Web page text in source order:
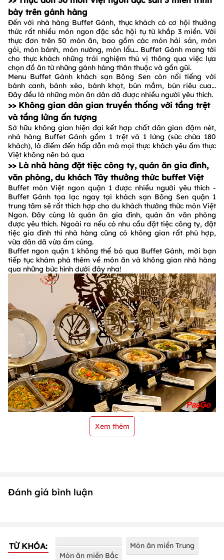
bày trên gánh hàng
Đến với nhà hàng Buffet Gánh, thực khách có cơ hội thưởng
thức rất nhiều món ngon đặc sắc hội tụ từ khắp 3 miền. Với
thực đơn trên 50 món ăn, bao gồm các món hải sản, món
gỏi, món bánh, món nướng, món lẩu… Buffet Gánh mang tới
cho thực khách những trải nghiệm thú vị thông qua việc lựa
chọn đồ ăn từ những gánh hàng thân thuộc và gần gũi.
Menu Buffet Gánh khách sạn Bông Sen còn nổi tiếng với
bánh canh, bánh xèo, bánh khọt, bún mắm, bún riêu cua...
Đây đều là những món ăn dân dã được nhiều người yêu thích.
>> Không gian dân gian truyền thống với tầng trệt
và tầng lửng ấn tượng
Sở hữu không gian hiện đại kết hợp chất dân gian đậm nét,
nhà hàng Buffet Gánh gồm 1 trệt và 1 lửng (sức chứa 180
khách), là điểm đến hấp dẫn mà mọi thực khách yêu ẩm thực
Việt không nên bỏ qua
>> Là nhà hàng đặt tiệc công ty, quán ăn gia đình,
văn phòng, du khách Tây thưởng thức buffet Việt
Buffet món Việt ngon quận 1 được nhiều người yêu thích -
Buffet Gánh tọa lạc ngay tại khách sạn Bông Sen quận 1
trung tâm sẽ rất thích hợp cho du khách thưởng thức món Việt
Ngon. Đây cùng là quán ăn gia đình, quán ăn văn phòng
được yêu thích. Ngoài ra nếu có nhu cầu đặt tiệc công ty, đặt
tiệc gia đình thì nhà hàng cũng có không gian rất phù hợp,
vừa dân dã vừa ấm cúng.
Buffet ngon quận 1 không thể bỏ qua Buffet Gánh, mời bạn
tiếp tục khám phá thêm về món ăn và không gian nhà hàng
qua những bức hình dưới đây nha!
Xem thêm
Đánh giá bình luận
TỪ KHÓA:
Món ăn miền Bắc
Món ăn miền Trung